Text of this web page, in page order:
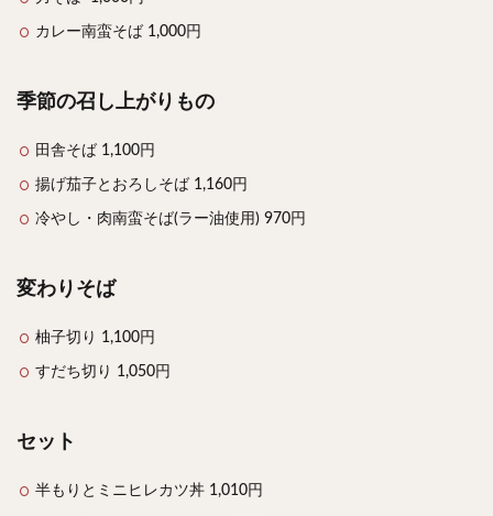
カレー南蛮そば 1,000円
季節の召し上がりもの
田舎そば 1,100円
揚げ茄子とおろしそば 1,160円
冷やし・肉南蛮そば(ラー油使用) 970円
変わりそば
柚子切り 1,100円
すだち切り 1,050円
セット
半もりとミニヒレカツ丼 1,010円